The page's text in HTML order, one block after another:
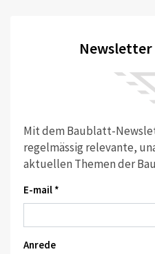
Mit dem Baublatt-
regelmässig relevante,
aktuellen Themen der
E-mail *
Anrede